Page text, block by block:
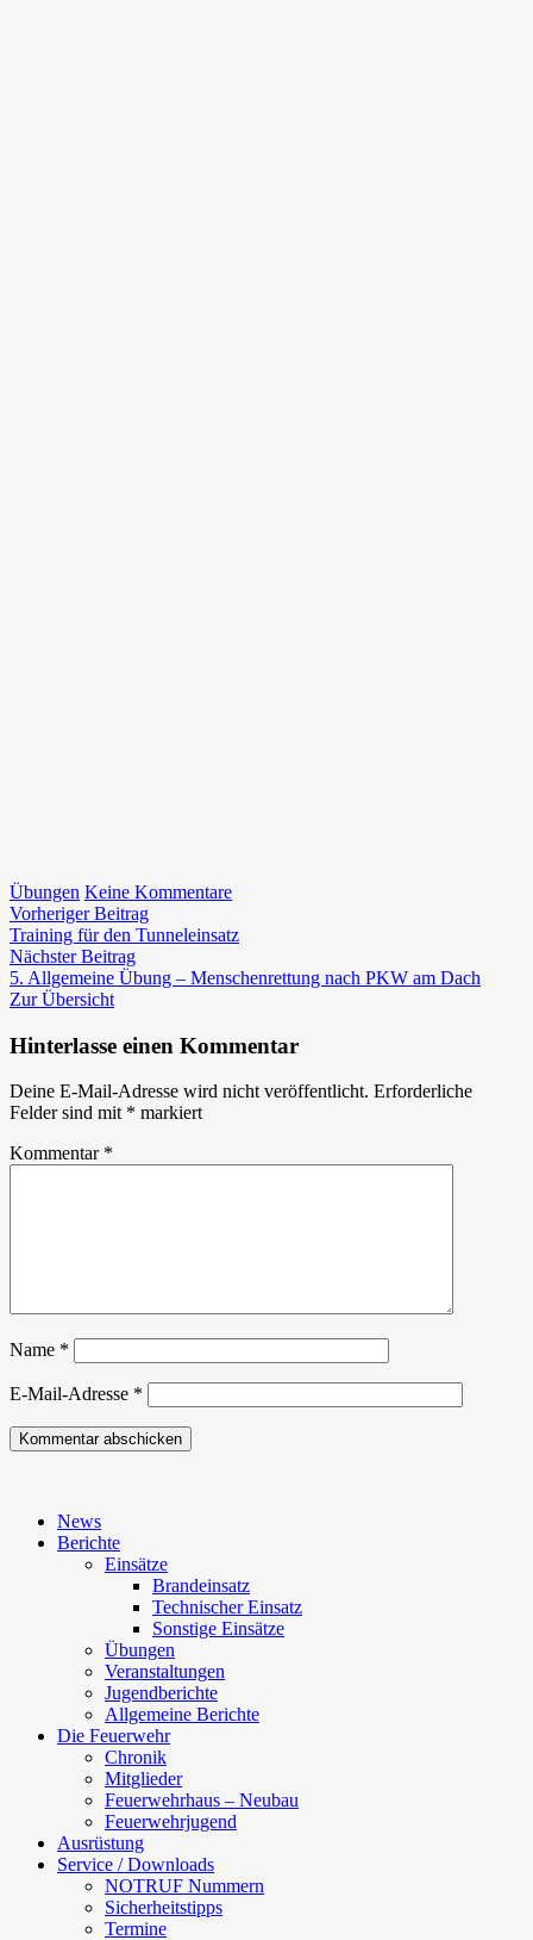
Übungen Keine Kommentarezu
Allgemeine
–
behelfsmässigen
und
Beitragsnavigation
Vorheriger BeitragVorheriger
Beitrag:
Training für den Tunneleinsatz
Nächster BeitragNächster
Beitrag:
5. Allgemeine Übung – Menschenrettung nach PKW am Dach
Zur Übersicht
Hinterlasse einen Kommentar
Deine E-Mail-Adresse wird nicht veröffentlicht. Erforderliche
Felder sind mit * markiert
Kommentar *
Name *
E-Mail-Adresse *
News
Berichte
Einsätze
Brandeinsatz
Technischer Einsatz
Sonstige Einsätze
Übungen
Veranstaltungen
Jugendberichte
Allgemeine Berichte
Die Feuerwehr
Chronik
Mitglieder
Feuerwehrhaus – Neubau
Feuerwehrjugend
Ausrüstung
Service / Downloads
NOTRUF Nummern
Sicherheitstipps
Termine